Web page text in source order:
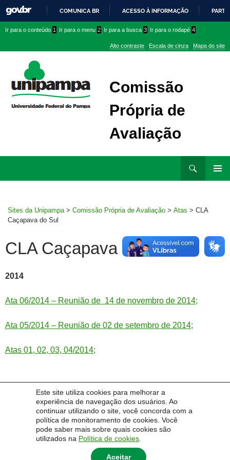
Este site utiliza cookies para melhorar a
experiência de navegação dos usuários. Ao
continuar utilizando o site, você concorda com a
política de monitoramento de cookies. Você
pode saber mais sobre quais cookies são
utilizados na Política de cookies
Aceitar
PARA
CONTEÚDO
COMUNICA BR ACESSO À INFORMAÇÃO
conteúdo
menu
superior
menu
Ir para o conteúdo 1 Ir para o menu 2 Ir para a busca 3 Ir para o rodapé 4
Alto contraste Escala de cinza Mapa do site
Comissão
Própria de
Avaliação
Sites da Unipampa > Comissão Própria de Avaliação > Atas > CLA
Caçapava do Sul
CLA Caçapava do Sul
2014
Ata 06/2014 – Reunião de 14 de novembro de 2014;
Ata 05/2014 – Reunião de 02 de setembro de 2014;
Atas 01, 02, 03, 04/2014;